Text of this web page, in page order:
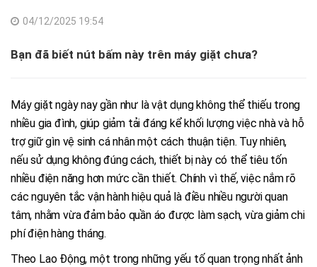
04/12/2025 19:54
Bạn đã biết nút bấm này trên máy giặt chưa?
Máy giặt ngày nay gần như là vật dụng không thể thiếu trong
nhiều gia đình, giúp giảm tải đáng kể khối lượng việc nhà và hỗ
trợ giữ gìn vệ sinh cá nhân một cách thuận tiện. Tuy nhiên,
nếu sử dụng không đúng cách, thiết bị này có thể tiêu tốn
nhiều điện năng hơn mức cần thiết. Chính vì thế, việc nắm rõ
các nguyên tắc vận hành hiệu quả là điều nhiều người quan
tâm, nhằm vừa đảm bảo quần áo được làm sạch, vừa giảm chi
phí điện hàng tháng.
Theo Lao Động, một trong những yếu tố quan trọng nhất ảnh